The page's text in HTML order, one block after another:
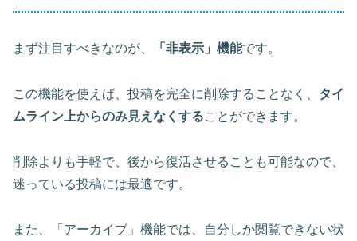
まず注目すべきなのが、 「非表示」機能です。
この機能を使えば、投稿を完全に削除することなく、 タイ
ムライン上からのみ見えなくすることができます。
削除よりも手軽で、 後から復活させることも可能なので、
迷っている投稿には最適です。
また、「アーカイブ」機能では、自分しか閲覧できない状